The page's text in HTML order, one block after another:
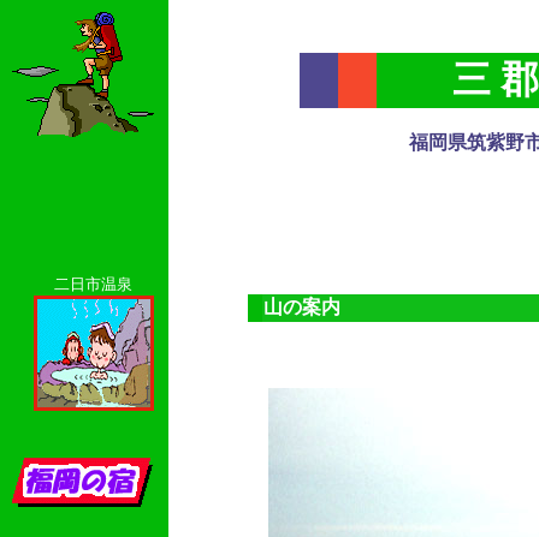
三
福岡県筑紫野
二日市温泉
山の案内